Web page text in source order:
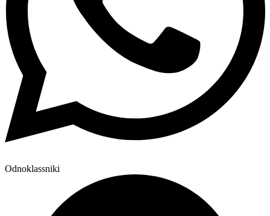
Odnoklassniki